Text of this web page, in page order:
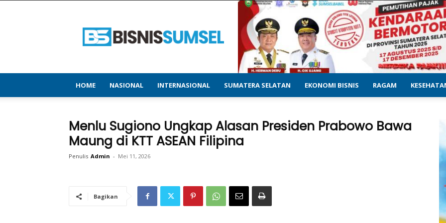
–
Menyajikan
&
Terupdate
HOME NASIONAL INTERNASIONAL SUMATERA SELATAN EKONOMI BISNIS RAGAM
Menlu Sugiono Ungkap Alasan Presiden Prabowo Bawa
Maung di KTT ASEAN Filipina
Penulis Admin - Mei 11, 2026
Bagikan